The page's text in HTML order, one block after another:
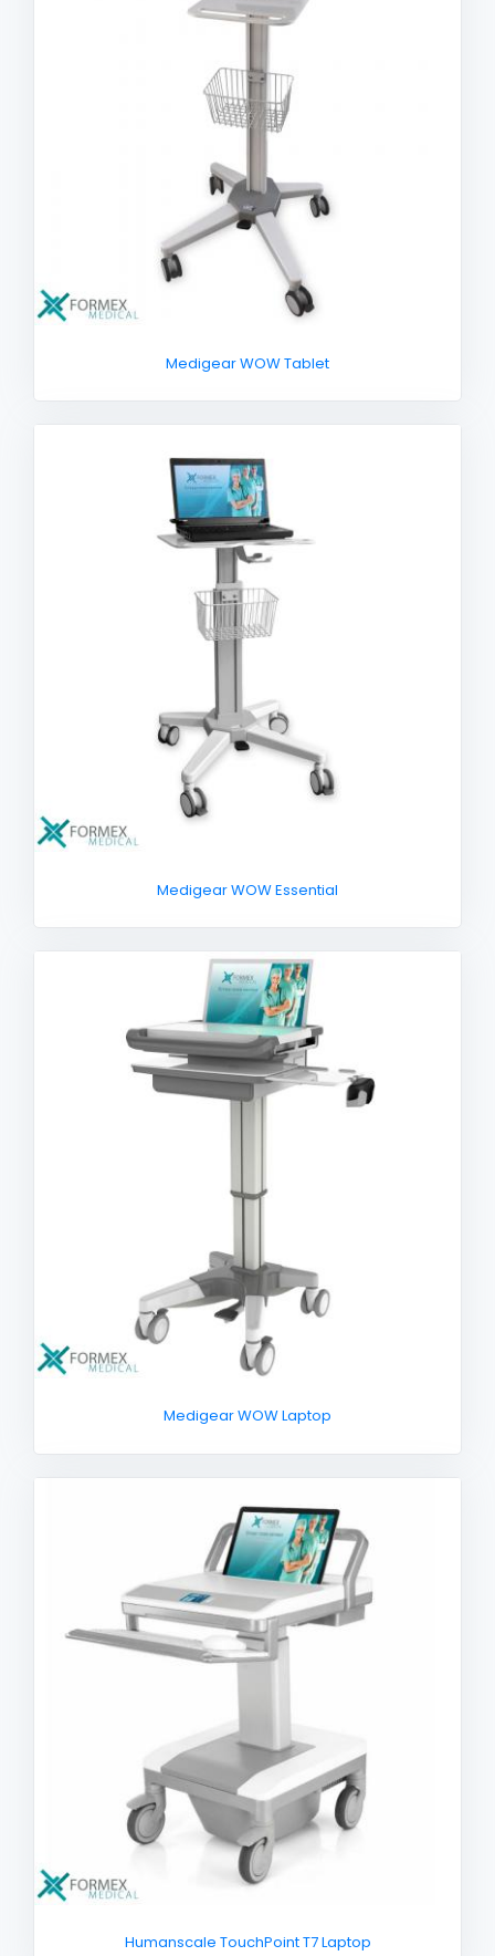
Medigear WOW Tablet
Medigear WOW Essential
Medigear WOW Laptop
Humanscale TouchPoint T7 Laptop